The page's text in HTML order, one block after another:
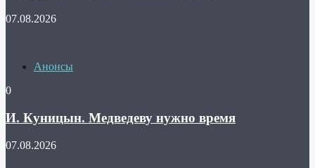
07.08.2026
Анонсы
0
И. Куницын. Медведеву нужно время
07.08.2026